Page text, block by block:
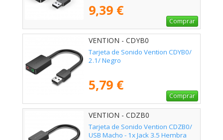
9,39 €
Comprar
VENTION - CDYB0
Tarjeta de Sonido Vention CDYB0/
2.1/ Negro
5,79 €
Comprar
VENTION - CDZB0
Tarjeta de Sonido Vention CDZB0/
USB Macho - 1x Jack 3.5 Hembra